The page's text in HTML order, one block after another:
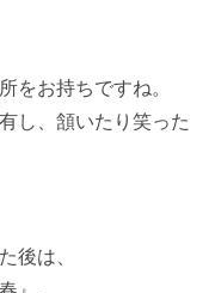
お持ちですね。
、頷いたり笑った
後は、